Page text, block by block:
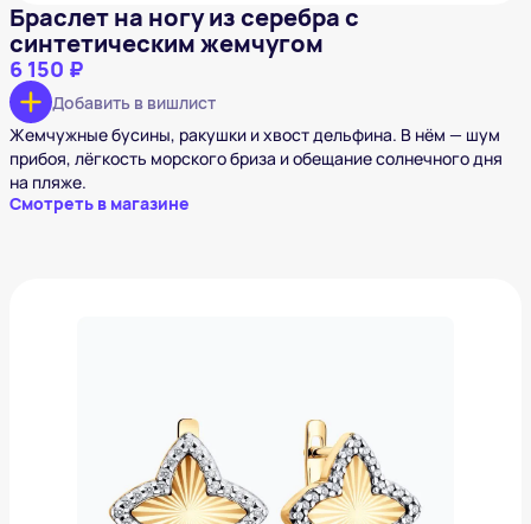
Браслет на ногу из серебра с
синтетическим жемчугом
6 150 ₽
Добавить в вишлист
Жемчужные бусины, ракушки и хвост дельфина. В нём — шум
прибоя, лёгкость морского бриза и обещание солнечного дня
на пляже.
Смотреть в магазине
Серьги из золочёного серебра с фианитами